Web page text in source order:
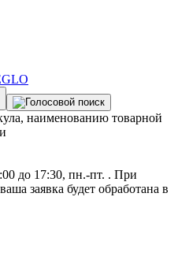
наименованию товарной
до 17:30, пн.-пт. . При
заявка будет обработана в